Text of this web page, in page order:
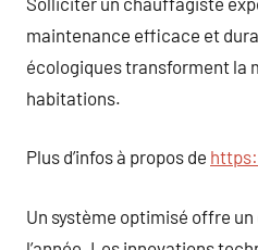
maintenance efficace et
écologiques transforment la
habitations.
Plus d’infos à propos de
Un système optimisé offre